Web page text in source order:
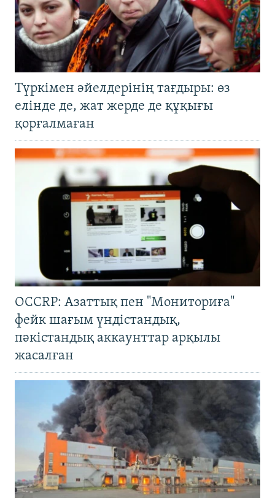
Түркімен әйелдерінің тағдыры: өз
елінде де, жат жерде де құқығы
қорғалмаған
OCCRP: Азаттық пен "Мониториға"
фейк шағым үндістандық,
пәкістандық аккаунттар арқылы
жасалған